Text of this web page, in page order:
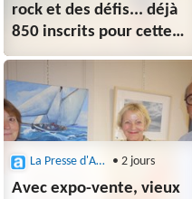
rock et des défis... déjà
850 inscrits pour cette
Course de la Mer ce
week-end à Ploubazlanec
La Presse d'Armor (Paimpol) • 2 jours
Avec expo-vente, vieux